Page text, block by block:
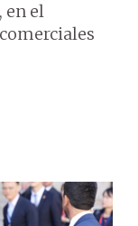
en el